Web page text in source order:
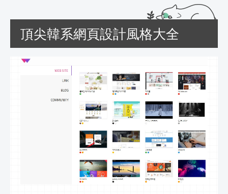
頂尖韓系網頁設計風格大全